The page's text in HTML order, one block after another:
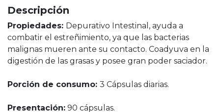
Descripción
Propiedades: Depurativo Intestinal, ayuda a
combatir el estreñimiento, ya que las bacterias
malignas mueren ante su contacto. Coadyuva en la
digestión de las grasas y posee gran poder saciador.
Porción de consumo: 3 Cápsulas diarias.
Presentación: 90 cápsulas.